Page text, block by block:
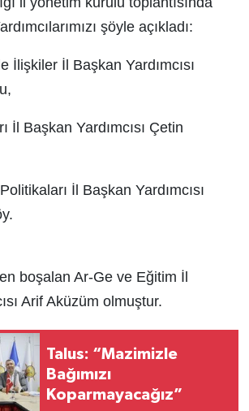
şöyle açıkladı:
İlişkiler İl Başkan Yardımcısı
İl Başkan Yardımcısı Çetin
İl Başkan Yardımcısı
boşalan Ar-Ge ve Eğitim İl
Arif Aküzüm olmuştur.
Talus: “Mazimizle
Bağımızı
Koparmayacağız”